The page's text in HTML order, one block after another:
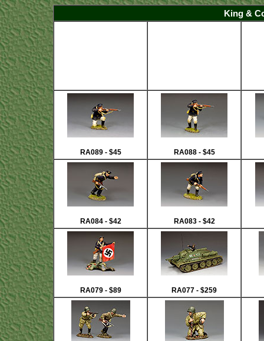
King &
RA089 - $45 RA088 - $45
RA084 - $42 RA083 - $42
RA079 - $89 RA077 - $259